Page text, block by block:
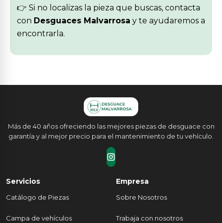
👉 Si no localizas la pieza que buscas, contacta
con Desguaces Malvarrosa y te ayudaremos a
encontrarla.
Más de 40 años ofreciendo las mejores piezas de desguace con
garantía y al mejor precio para el mantenimiento de tu vehículo.
Servicios
Catálogo de Piezas
Campa de vehículos
Empresa
Sobre Nosotros
Trabaja con nosotros